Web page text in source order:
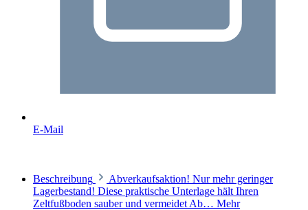
E-Mail
Beschreibung
Abverkaufsaktion! Nur mehr geringer
Lagerbestand! Diese praktische Unterlage hält Ihren
Zeltfußboden sauber und vermeidet Ab… Mehr